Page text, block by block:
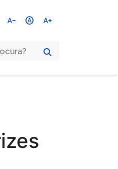
text_decrease hdr_auto text_increase